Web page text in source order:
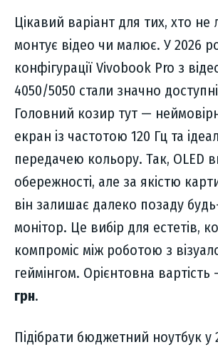
Цікавий варіант для тих, хто
монтує відео чи малює. У 2026
конфігурації Vivobook Pro з
4050/5050 стали значно
Головний козир тут —
екран із частотою 120 Гц та
передачею кольору. Так, OLED
обережності, але за якістю
він залишає далеко позаду
монітор. Це вибір для естетів,
компроміс між роботою з
геймінгом. Орієнтовна вартість
грн.
Підібрати бюджетний ноутбук у